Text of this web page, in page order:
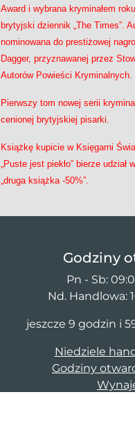
Award i wybrana kryminałem
brytyjski dziennik „The Times”.
nominowana do prestiżowej
Dagger, przyznawanej przez
Autorów Powieści Kryminalnych.
Pierwszy tom nowej serii
cenionej brytyjskiej pisarki.
Książkę kupicie w Księgarni
„Puste jest piekło” bierze udział
„druga książka -50%”.
Godziny
Pn - Sb:
Nd. Handlowa:
jeszcze 9 godzin i
Niedziele
Godziny